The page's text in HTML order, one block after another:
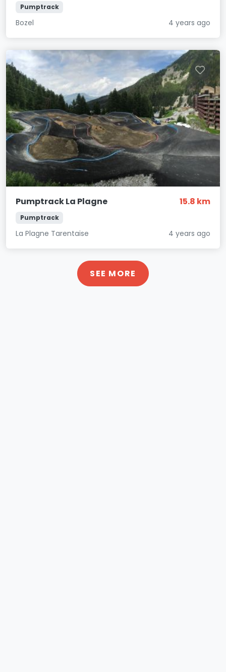
Pumptrack
Bozel 4 years ago
Pumptrack La Plagne 15.8 km
Pumptrack
La Plagne Tarentaise 4 years ago
SEE MORE